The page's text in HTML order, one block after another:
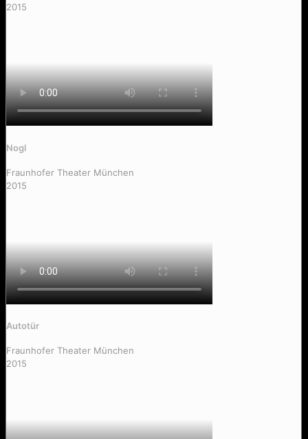
Honky Tonk Woman (Ohne Simone)
2015
Nogl
Fraunhofer Theater München
2015
Autotür
Fraunhofer Theater München
2015